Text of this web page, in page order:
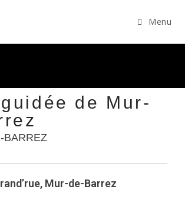
Menu
de Mur-
BARREZ
Mur-de-Barrez